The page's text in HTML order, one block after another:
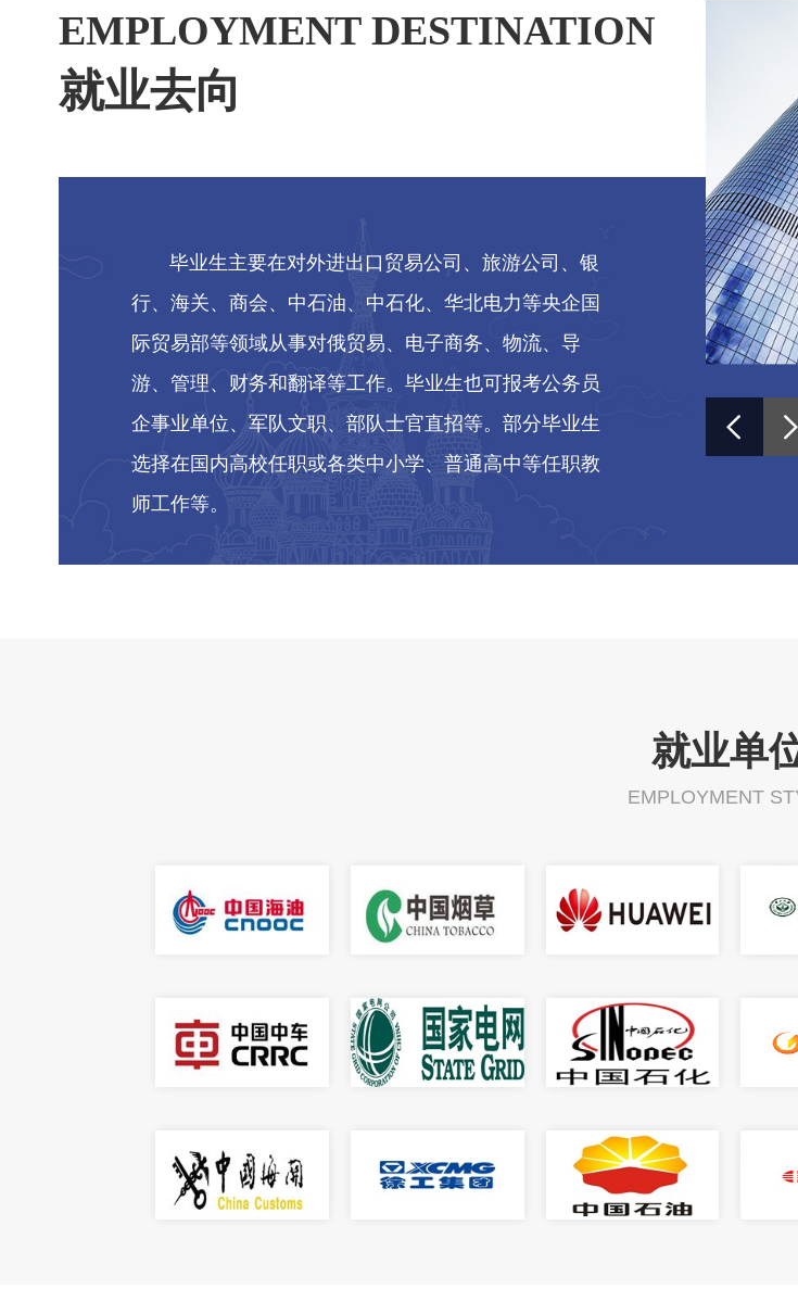
EMPLOYMENT DESTINATION
就业去向
毕业生主要在对外进出口贸易公司、旅游公司、银
行、海关、商会、中石油、中石化、华北电力等央企国
际贸易部等领域从事对俄贸易、电子商务、物流、导
游、管理、财务和翻译等工作。毕业生也可报考公务员
企事业单位、军队文职、部队士官直招等。部分毕业生
选择在国内高校任职或各类中小学、普通高中等任职教
师工作等。
就业单
EMPLOYMENT